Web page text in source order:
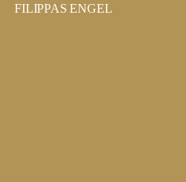
FILIPPAS ENGEL